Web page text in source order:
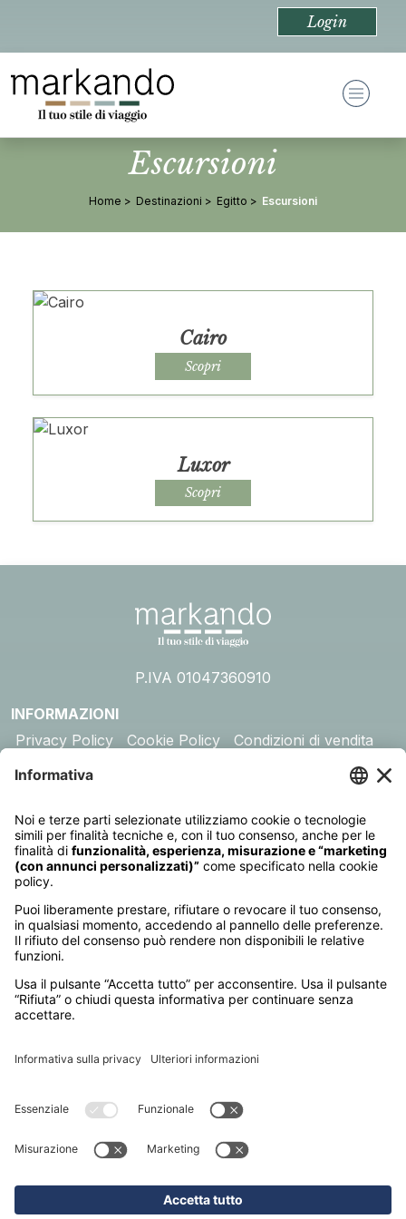
Login
Escursioni
Home Destinazioni Egitto Escursioni
Cairo
Scopri
Luxor
Scopri
P.IVA 01047360910
INFORMAZIONI
Privacy Policy
Cookie Policy Condizioni di vendita
Assicurazione
DESTINAZIONI
Australia
Cambogia Canada Egitto Emirati Arabi
Madagascar Maldive Malesia e Singapore
Mauritius Messico Namibia Oman
Polinesia Francese
Sudafrica Tanzania Thailandia Vietnam
SEDI
(sede operativa)